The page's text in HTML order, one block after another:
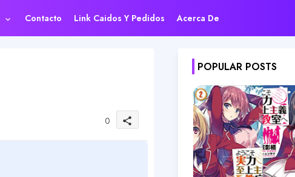
Contacto Link Caidos Y Pedidos Acerca De
0 share
POPULAR POSTS